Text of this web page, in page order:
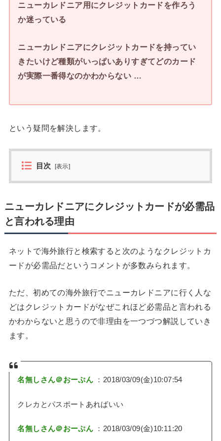
ニューカレドニア用にクレジットカードを作ろう
か迷っている
ニューカレドニアにクレジットカードを持ってい
きたいけど種類がいっぱいありすぎてどのカード
が実際一番得なのかわからない …
という疑問を解決します。
目次 [表示]
ニューカレドニアにクレジットカードが必需品
と言われる理由
ネットで海外旅行と検索すると次のようなクレジットカ
ードが必需品だというコメントが多数みられます。
ただ、初めての海外旅行でニューカレドニアに行く人な
どはクレジットカードがなぜこれほど必需品と言われる
かわからないと思うので非理由を一つづつ解説していき
ます。
名無しさん＠おーぷん ：2018/03/09(金)10:07:54
クレカとパスポートあればいい
名無しさん＠おーぷん ：2018/03/09(金)10:11:20